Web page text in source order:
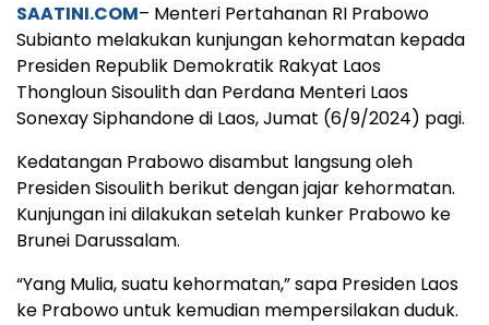
SAATINI.COM– Menteri Pertahanan RI Prabowo
Subianto melakukan kunjungan kehormatan kepada
Presiden Republik Demokratik Rakyat Laos
Thongloun Sisoulith dan Perdana Menteri Laos
Sonexay Siphandone di Laos, Jumat (6/9/2024) pagi.
Kedatangan Prabowo disambut langsung oleh
Presiden Sisoulith berikut dengan jajar kehormatan.
Kunjungan ini dilakukan setelah kunker Prabowo ke
Brunei Darussalam.
“Yang Mulia, suatu kehormatan,” sapa Presiden Laos
ke Prabowo untuk kemudian mempersilakan duduk.